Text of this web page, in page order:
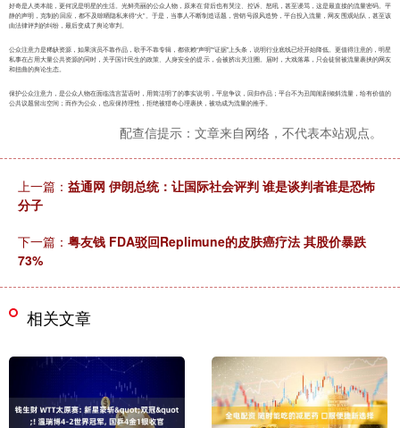
好奇是人类本能，更何况是明星的生活。光鲜亮丽的公众人物，原来在背后也有哭泣、控诉、怒吼，甚至谩骂，这是最直接的流量密码。平
静的声明，克制的回应，都不及晾晒隐私来得“火”。于是，当事人不断制造话题，营销号跟风造势，平台投入流量，网友围观站队，甚至该
由法律评判的纠纷，最后变成了舆论审判。
公众注意力是稀缺资源，如果演员不靠作品，歌手不靠专辑，都依赖“声明”“证据”上头条，说明行业底线已经开始降低。更值得注意的，明星
私事在占用大量公共资源的同时，关乎国计民生的政策、人身安全的提示，会被挤出关注圈。届时，大戏落幕，只会徒留被流量裹挟的网友
和扭曲的舆论生态。
保护公众注意力，是公众人物在面临流言蜚语时，用简洁明了的事实说明，平息争议，回归作品；平台不为丑闻闹剧倾斜流量，给有价值的
公共议题留出空间；而作为公众，也应保持理性，拒绝被猎奇心理裹挟，被动成为流量的推手。
配查信提示：文章来自网络，不代表本站观点。
上一篇： 益通网 伊朗总统：让国际社会评判 谁是谈判者谁是恐怖
分子
下一篇： 粤友钱 FDA驳回Replimune的皮肤癌疗法 其股价暴跌
73%
相关文章